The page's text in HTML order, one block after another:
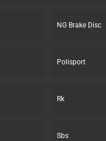
NG Brake Disc
Polisport
Rk
Sbs